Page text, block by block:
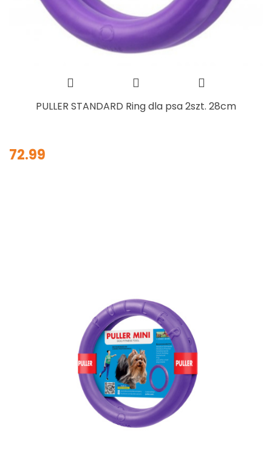
PULLER STANDARD Ring dla psa 2szt. 28cm
72.99